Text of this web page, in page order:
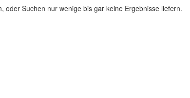
Suchen nur wenige bis gar keine Ergebnisse liefern.